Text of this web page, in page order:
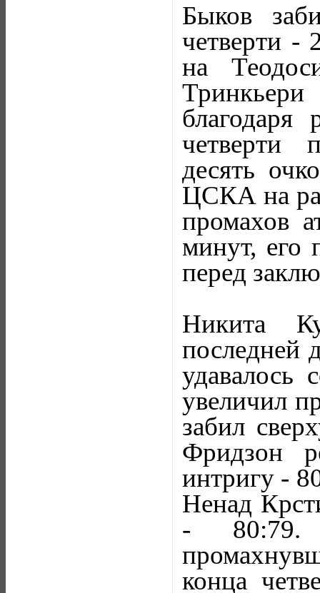
Быков
четверти -
на
благодаря
четверти
десять
ЦСКА на
промахов
минут, его
перед
Никита
последней
удавалось
увеличил
забил
Фридзон
интригу -
Ненад
- 80:79.
конца